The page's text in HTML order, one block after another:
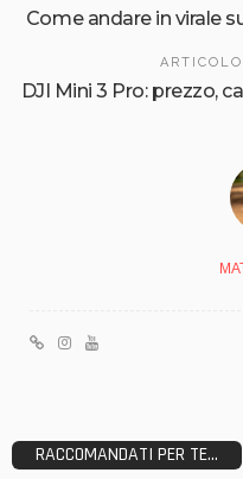
Come andare in virale
DJI Mini 3 Pro: prezzo,
RACCOMANDATI PER TE...